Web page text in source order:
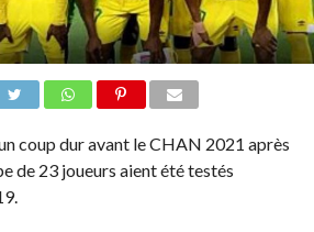
coup dur avant le CHAN 2021 après
de 23 joueurs aient été testés